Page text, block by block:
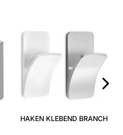
HAKEN KLEBEND BRANCH